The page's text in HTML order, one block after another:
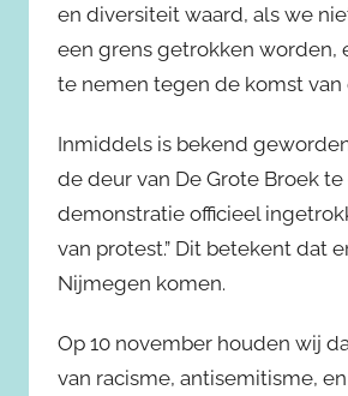
en diversiteit waard, als we
een grens getrokken worden,
te nemen tegen de komst van
Inmiddels is bekend
de deur van De Grote Broek
demonstratie officieel
van protest.” Dit betekent dat
Nijmegen komen.
Op 10 november houden wij
van racisme, antisemitisme,